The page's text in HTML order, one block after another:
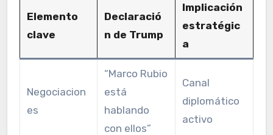
Elemento
clave
Declaració
n de Trump
Implicación
estratégic
a
Negociacion
es
“Marco Rubio
está
hablando
con ellos”
Canal
diplomático
activo